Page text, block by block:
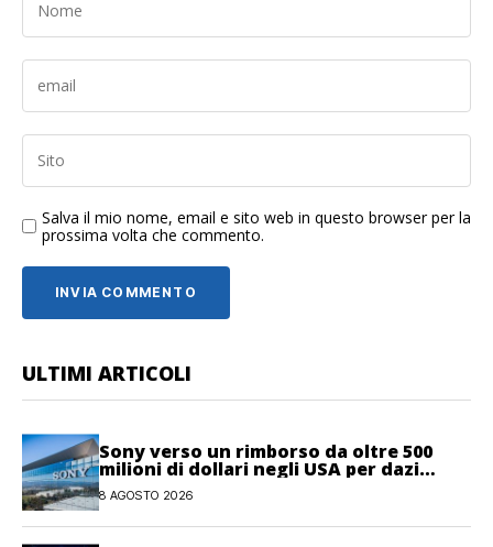
Salva il mio nome, email e sito web in questo browser per la
prossima volta che commento.
ULTIMI ARTICOLI
Sony verso un rimborso da oltre 500
milioni di dollari negli USA per dazi
illegittimi
8 AGOSTO 2026